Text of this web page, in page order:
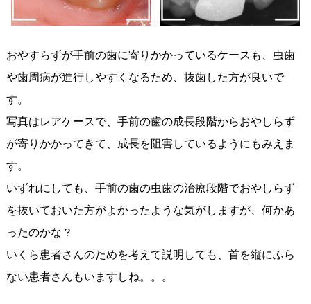
おやすらずが手前の歯に寄りかかっているケースも、虫歯
や歯周病が進行しやすくなるため、抜歯した方が良いで
す。
写真はレアケースで、手前の歯の成長段階からおやしらず
が寄りかかってきて、成長を阻害しているようにもみえま
す。
いずれにしても、手前の歯の虫歯の治療段階でおやしらず
を抜いておいた方がよかったような気がしますが、何かあ
ったのかな？
いくら患者さんのためを考えて説明しても、首を縦にふら
ない患者さんもいますしね。。。